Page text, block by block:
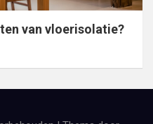
van vloerisolatie?